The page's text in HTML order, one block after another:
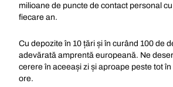
milioane de puncte de contact personal
fiecare an.
Cu depozite în 10 țări și în curând 100 de
adevărată amprentă europeană. Ne
cerere în aceeași zi și aproape peste tot
ore.